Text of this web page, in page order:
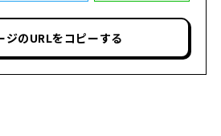
ジのURLをコピーする